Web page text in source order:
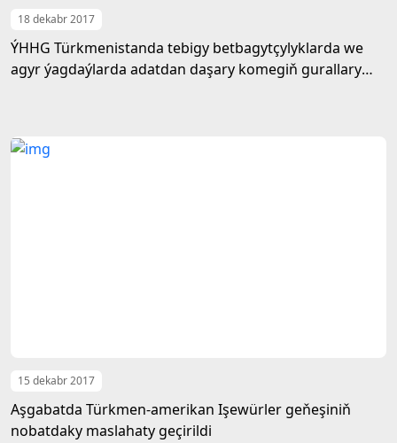
18 dekabr 2017
ÝHHG Türkmenistanda tebigy betbagytçylyklarda we
agyr ýagdaýlarda adatdan daşary komegiň gurallary
15 dekabr 2017
Aşgabatda Türkmen-amerikan Işewürler geňeşiniň
nobatdaky maslahaty geçirildi